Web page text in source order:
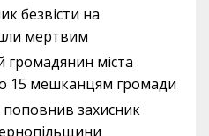
безвісти на
мертвим
громадянин міста
15 мешканцям громади
поповнив захисник